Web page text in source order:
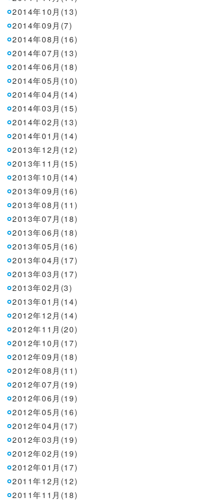
2014年10月(13)
2014年09月(7)
2014年08月(16)
2014年07月(13)
2014年06月(18)
2014年05月(10)
2014年04月(14)
2014年03月(15)
2014年02月(13)
2014年01月(14)
2013年12月(12)
2013年11月(15)
2013年10月(14)
2013年09月(16)
2013年08月(11)
2013年07月(18)
2013年06月(18)
2013年05月(16)
2013年04月(17)
2013年03月(17)
2013年02月(3)
2013年01月(14)
2012年12月(14)
2012年11月(20)
2012年10月(17)
2012年09月(18)
2012年08月(11)
2012年07月(19)
2012年06月(19)
2012年05月(16)
2012年04月(17)
2012年03月(19)
2012年02月(19)
2012年01月(17)
2011年12月(12)
2011年11月(18)